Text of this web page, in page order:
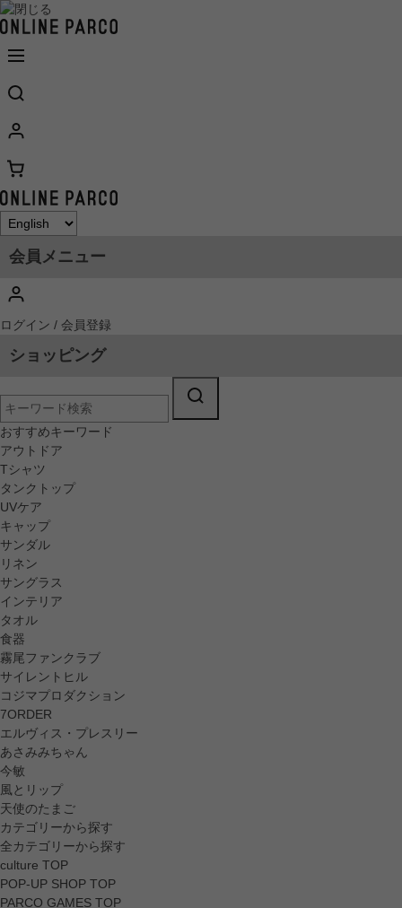
会員メニュー
ログイン / 会員登録
ショッピング
おすすめキーワード
アウトドア
Tシャツ
タンクトップ
UVケア
キャップ
サンダル
リネン
サングラス
インテリア
タオル
食器
霧尾ファンクラブ
サイレントヒル
コジマプロダクション
7ORDER
エルヴィス・プレスリー
あさみみちゃん
今敏
風とリップ
天使のたまご
カテゴリーから探す
全カテゴリーから探す
culture TOP
POP-UP SHOP TOP
PARCO GAMES TOP